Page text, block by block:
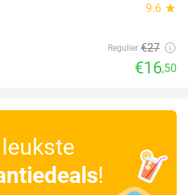
9.6 star
Regulier €27
€16,50
!